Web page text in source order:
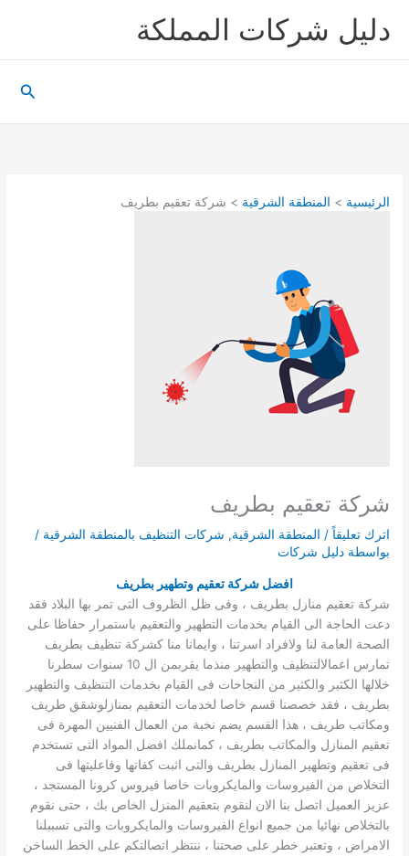
دليل شركات المملكة
الرئيسية المنطقة الشرقية شركة تعقيم بطريف
شركة تعقيم بطريف
اترك تعليقاً / المنطقة الشرقية, شركات التنظيف بالمنطقة الشرقية /
بواسطة دليل شركات
افضل شركة تعقيم وتطهير بطريف
شركة تعقيم منازل بطريف ، وفى ظل الظروف التى تمر بها البلاد فقد
دعت الحاجة الى القيام بخدمات التطهير والتعقيم باستمرار حفاظا على
الصحة العامة لنا ولافراد اسرتنا ، وايمانا منا كشركة تنظيف بطريف
تمارس اعمالالتنظيف والتطهير منذما يقربمن ال 10 سنوات سطرنا
خلالها الكثير والكثير من النجاحات فى القيام بخدمات التنظيف والتطهير
بطريف ، فقد خصصنا قسم خاصا لخدمات التعقيم بمنازلوشقق طريف
ومكاتب طريف ، هذا القسم يضم نخبة من العمال الفنيين المهرة فى
تعقيم المنازل والمكاتب بطريف ، كمانملك افضل المواد التى تستخدم
فى تعقيم وتطهير المنازل بطريف والتى اثبت كفاتها وفاعليتها فى
التخلاص من الفيروسات والمايكروبات خاصا فيروس كرونا المستجد ،
عزيز العميل اتصل بنا الان لنقوم بتعقيم المنزل الخاص بك ، حتى نقوم
بالتخلاص نهائيا من جميع انواع الفيروسات والمايكروبات والتى تسببلنا
الامراض ، وتعتبر خطر على صحتنا ، ننتظر اتصالتكم على الخط الساخن